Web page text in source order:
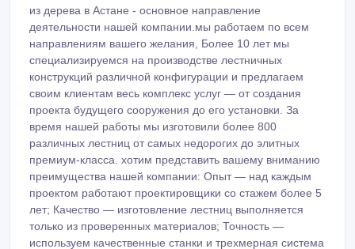
из дерева в Астане - основное направление
деятельности нашей компании.мы работаем по всем
направлениям вашего желания, Более 10 лет мы
специализируемся на производстве лестничных
конструкций различной конфигурации и предлагаем
своим клиентам весь комплекс услуг — от создания
проекта будущего сооружения до его установки. За
время нашей работы мы изготовили более 800
различных лестниц от самых недорогих до элитных
премиум-класса. хотим представить вашему вниманию
преимущества нашей компании: Опыт — над каждым
проектом работают проектировщики со стажем более 5
лет; Качество — изготовление лестниц выполняется
только из проверенных материалов; Точность —
используем качественные станки и трехмерная система